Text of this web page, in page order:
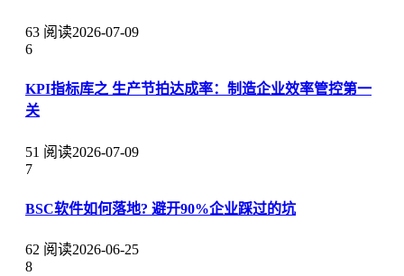
63 阅读2026-07-09
6
KPI指标库之 生产节拍达成率：制造企业效率管控第一
关
51 阅读2026-07-09
7
BSC软件如何落地? 避开90%企业踩过的坑
62 阅读2026-06-25
8